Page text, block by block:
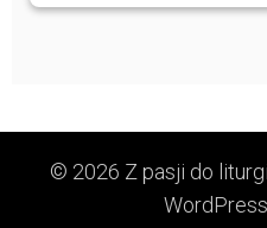
© 2026 Z pasji do